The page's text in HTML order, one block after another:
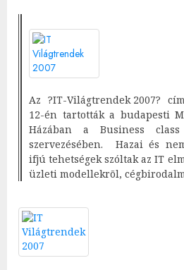
Az ?IT-Világtrendek 2007?
12-én tartották a budapesti
Házában a Business
szervezésében. Hazai és
ifjú tehetségek szóltak az IT
üzleti modellekrõl,